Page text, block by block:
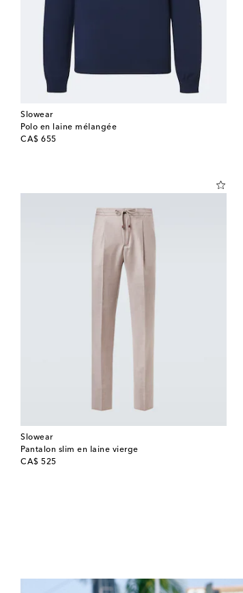
Slowear
Polo en laine mélangée
CA$ 655
original price
Slowear
Pantalon slim en laine vierge
CA$ 525
original price